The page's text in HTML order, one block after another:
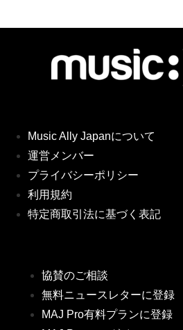
Music Ally Japanについて
運営メンバー
プライバシーポリシー
利用規約
特定商取引法に基づく表記
協賛のご相談
無料ニュースレターに登録
MAJ Pro有料プランに登録